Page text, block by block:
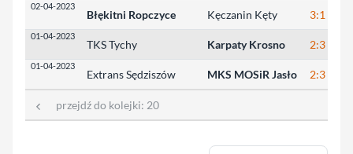
02-04-2023
Błękitni Ropczyce Kęczanin Kęty 3:1
01-04-2023
TKS Tychy Karpaty Krosno 2:3
01-04-2023
Extrans Sędziszów MKS MOSiR Jasło 2:3
przejdź do kolejki: 20